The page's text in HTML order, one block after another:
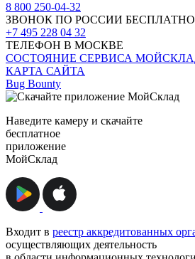
8 800 250-04-32
ЗВОНОК ПО РОССИИ БЕСПЛАТНО
+7 495 228 04 32
ТЕЛЕФОН В МОСКВЕ
СОСТОЯНИЕ СЕРВИСА
КАРТА САЙТА
Bug Bounty
Наведите камеру и скачайте
бесплатное
приложение
МойСклад
Входит в реестр аккредитованных
осуществляющих деятельность